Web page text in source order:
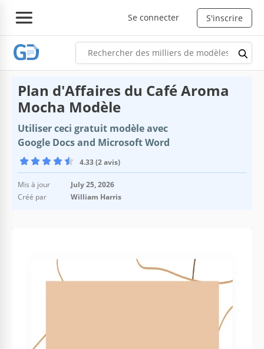
Se connecter S'inscrire
Plan d'Affaires du Café Aroma
Mocha Modèle
Utiliser ceci gratuit modèle avec
Google Docs and Microsoft Word
4.33 (2 avis)
Mis à jour
July 25, 2026
Créé par
William Harris